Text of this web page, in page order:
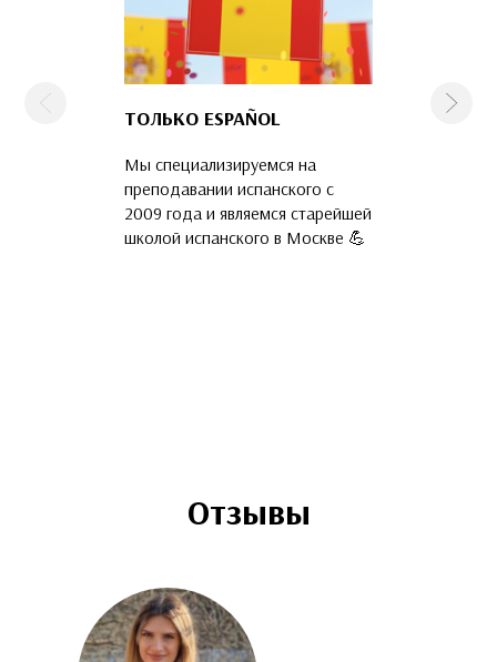
ТОЛЬКО ESPAÑOL
Мы специализируемся на
преподавании испанского с
2009 года и являемся старейшей
школой испанского в Москве 💪
КОМАНДА
Предыдущая
Отзывы